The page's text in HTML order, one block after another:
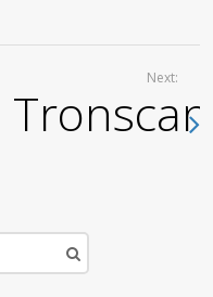
Todas las entradas
Next: